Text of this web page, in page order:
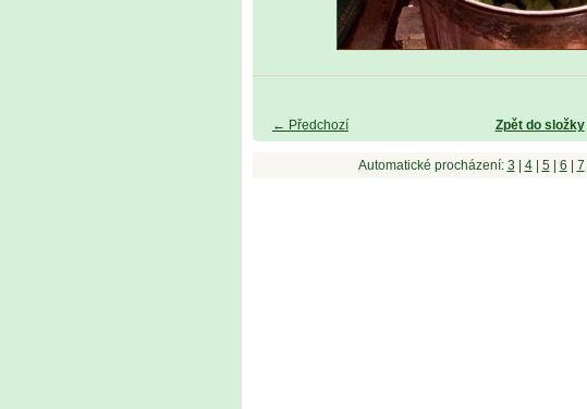
← Předchozí Zpět do složky
Automatické procházení: 3 4| 5| 6 7